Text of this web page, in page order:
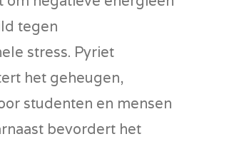
tegen
stress. Pyriet
het geheugen,
studenten en mensen
bevordert het